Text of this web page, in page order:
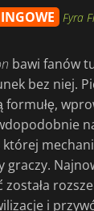
Fyra
bawi fanów
bez niej.
formułę,
i